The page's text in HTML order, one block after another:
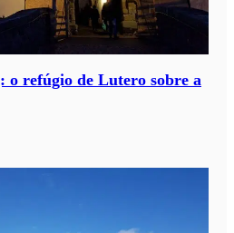
o refúgio de Lutero sobre a